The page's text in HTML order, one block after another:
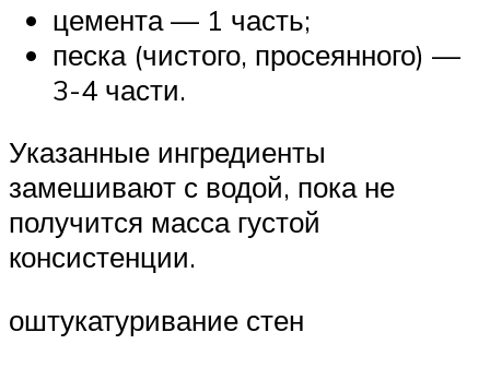
цемента — 1 часть;
песка (чистого, просеянного) —
3-4 части.
Указанные ингредиенты
замешивают с водой, пока не
получится масса густой
консистенции.
оштукатуривание стен